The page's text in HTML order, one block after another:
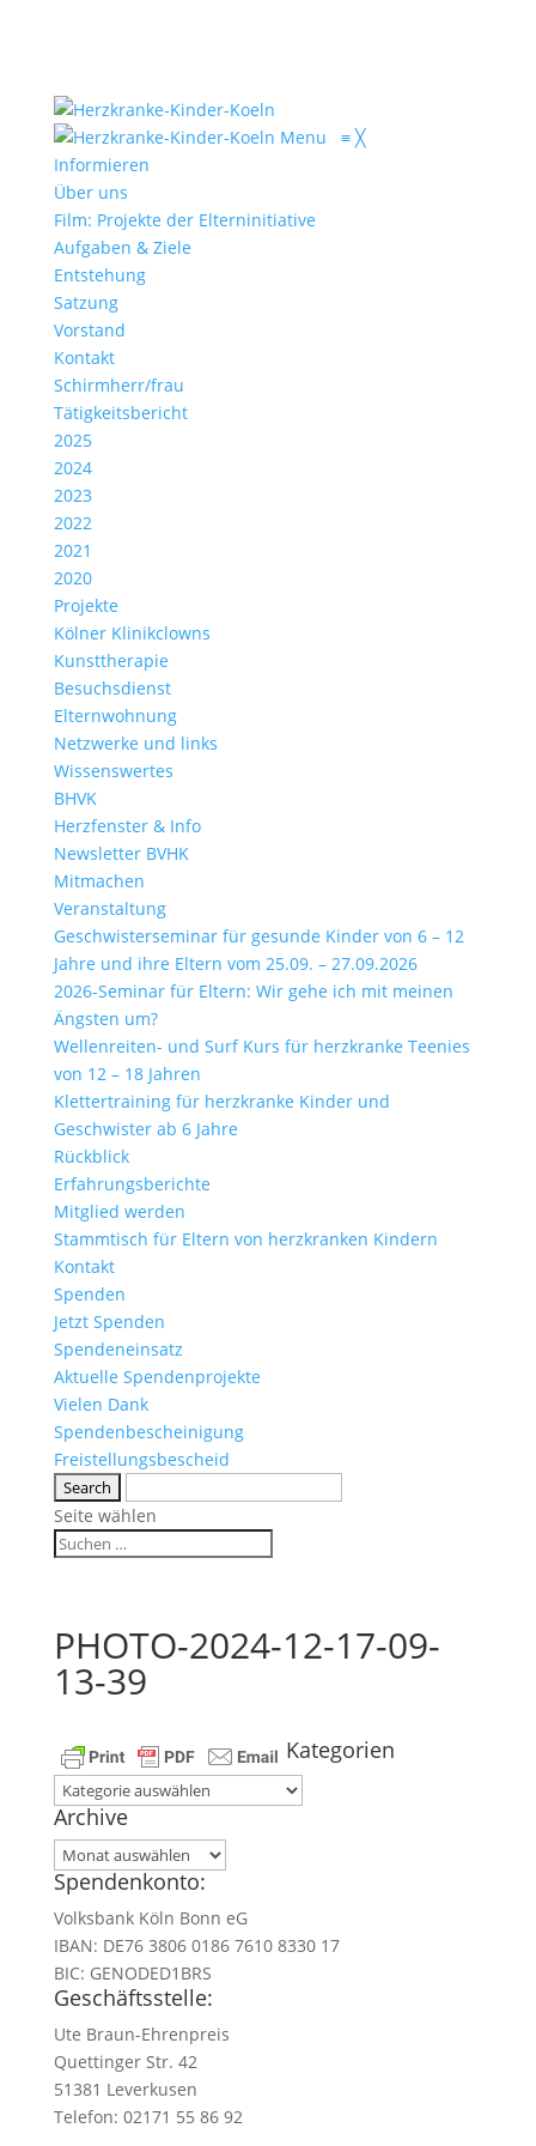
Menu ≡ ╳
Informieren
Über uns
Film: Projekte der Elterninitiative
Aufgaben & Ziele
Entstehung
Satzung
Vorstand
Kontakt
Schirmherr/frau
Tätigkeitsbericht
2025
2024
2023
2022
2021
2020
Projekte
Kölner Klinikclowns
Kunsttherapie
Besuchsdienst
Elternwohnung
Netzwerke und links
Wissenswertes
BHVK
Herzfenster & Info
Newsletter BVHK
Mitmachen
Veranstaltung
Geschwisterseminar für gesunde Kinder von 6 – 12
Jahre und ihre Eltern vom 25.09. – 27.09.2026
2026-Seminar für Eltern: Wir gehe ich mit meinen
Ängsten um?
Wellenreiten- und Surf Kurs für herzkranke Teenies
von 12 – 18 Jahren
Klettertraining für herzkranke Kinder und
Geschwister ab 6 Jahre
Rückblick
Erfahrungsberichte
Mitglied werden
Stammtisch für Eltern von herzkranken Kindern
Kontakt
Spenden
Jetzt Spenden
Spendeneinsatz
Aktuelle Spendenprojekte
Vielen Dank
Spendenbescheinigung
Freistellungsbescheid
Seite wählen
PHOTO-2024-12-17-09-
13-39
Kategorien
Kategorien
Archive
Archive
Spendenkonto:
Volksbank Köln Bonn eG
IBAN: DE76 3806 0186 7610 8330 17
BIC: GENODED1BRS
Geschäftsstelle:
Ute Braun-Ehrenpreis
Quettinger Str. 42
51381 Leverkusen
Telefon: 02171 55 86 92